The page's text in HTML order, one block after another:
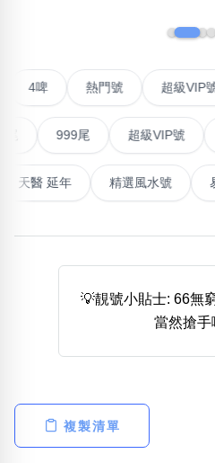
無0 無2無3無4無5 無7無8 無9
熱門分類
888尾
999尾 777尾
全大數字
5萬以上 生天
高級分類 i
熱門號 超
超級VIP號 777尾
高能量生氣 天醫 延年 精選風水
💡靚號小貼士: 66無
當然搶手
複製清單